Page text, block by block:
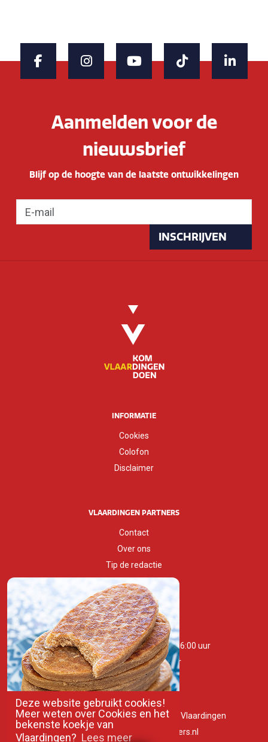
Deze website gebruikt cookies!
Meer weten over Cookies en het
bekenste koekje van
Vlaardingen? Lees meer
Aanmelden voor de
nieuwsbrief
Blijf op de hoogte van de laatste ontwikkelingen
INSCHRIJVEN
INFORMATIE
Cookies
Colofon
Disclaimer
VLAARDINGEN PARTNERS
Contact
Over ons
Tip de redactie
Huisstijlgids
OPENINGSTIJDEN
Maandag t/m zaterdag 10:00 - 16:00 uur
Zondag 11:00 - 16:00 uur
Westhavenkade 53A, 3131AG, Vlaardingen
info@vlaardingenpartners.nl